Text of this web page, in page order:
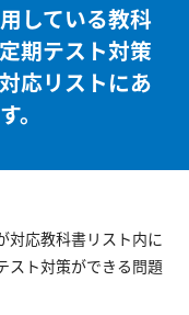
している教科
期テスト対策
対応リストにあ
。
対応教科書リスト内に
スト対策ができる問題